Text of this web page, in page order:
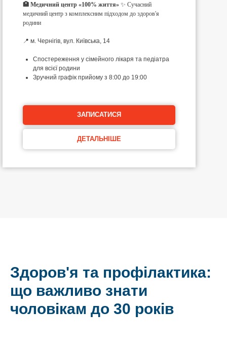
🏥 Медичний центр «100% життя» ✨ Сучасний
медичний центр з комплексним підходом до здоров'я
родини
📍 м. Чернігів, вул. Київська, 14
Спостереження у сімейного лікаря та педіатра
для всієї родини
Зручний графік прийому з 8:00 до 19:00
ЗАПИСАТИСЯ
ДЕТАЛЬНІШЕ
Здоров'я та профілактика:
що важливо знати
чоловікам до 30 років